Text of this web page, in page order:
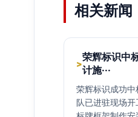
相关新闻
>
荣辉标识中
计施···
荣辉标识成功
队已进驻现场